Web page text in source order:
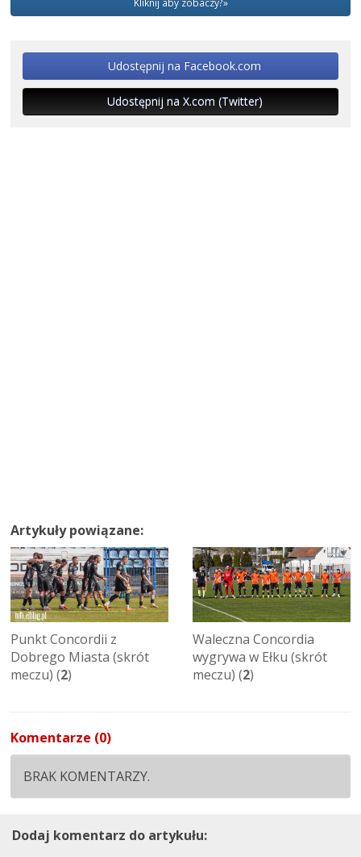
Udostępnij na Facebook.com
Udostępnij na X.com (Twitter)
Artykuły powiązane:
Punkt Concordii z
Dobrego Miasta (skrót
meczu) (2)
Waleczna Concordia
wygrywa w Ełku (skrót
meczu) (2)
Komentarze (0)
BRAK KOMENTARZY.
Dodaj komentarz do artykułu: